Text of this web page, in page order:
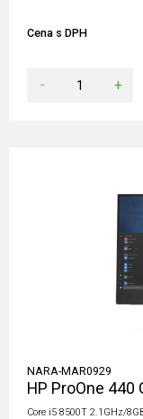
Cena s DPH
- +
NARA-MAR0929
HP ProOne 440
Core i5 8500T 2.1GHz/